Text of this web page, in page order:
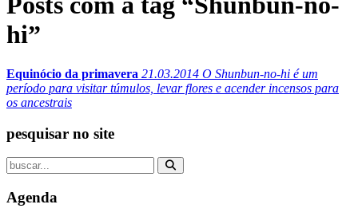
hi”
Equinócio da primavera 21.03.2014 O Shunbun-no-hi é um
período para visitar túmulos, levar flores e acender incensos para
os ancestrais
pesquisar no site
Agenda